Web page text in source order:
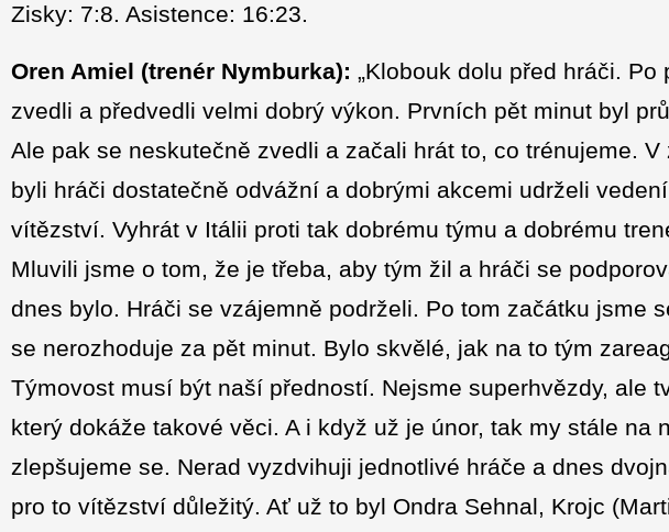
Zisky: 7:8. Asistence: 16:23.
Oren Amiel (trenér Nymburka): „Klobouk dolu před hráči.
zvedli a předvedli velmi dobrý výkon. Prvních pět minut byl
Ale pak se neskutečně zvedli a začali hrát to, co trénujeme.
byli hráči dostatečně odvážní a dobrými akcemi udrželi
vítězství. Vyhrát v Itálii proti tak dobrému týmu a dobrému
Mluvili jsme o tom, že je třeba, aby tým žil a hráči se
dnes bylo. Hráči se vzájemně podrželi. Po tom začátku jsme
se nerozhoduje za pět minut. Bylo skvělé, jak na to tým
Týmovost musí být naší předností. Nejsme superhvězdy, ale
který dokáže takové věci. A i když už je únor, tak my stále na
zlepšujeme se. Nerad vyzdvihuji jednotlivé hráče a dnes
pro to vítězství důležitý. Ať už to byl Ondra Sehnal, Krojc